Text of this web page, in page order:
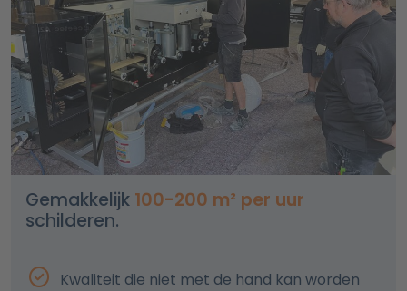
Gemakkelijk 100-200 m² per uur
schilderen.
Kwaliteit die niet met de hand kan worden